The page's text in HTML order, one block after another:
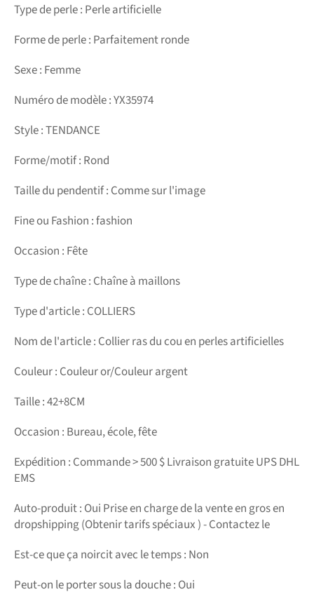
Type de perle : Perle artificielle
Forme de perle : Parfaitement ronde
Sexe : Femme
Numéro de modèle : YX35974
Style : TENDANCE
Forme/motif : Rond
Taille du pendentif : Comme sur l'image
Fine ou Fashion : fashion
Occasion : Fête
Type de chaîne : Chaîne à maillons
Type d'article : COLLIERS
Nom de l'article : Collier ras du cou en perles artificielles
Couleur : Couleur or/Couleur argent
Taille : 42+8CM
Occasion : Bureau, école, fête
Expédition : Commande > 500 $ Livraison gratuite UPS DHL
EMS
Auto-produit : Oui Prise en charge de la vente en gros en
dropshipping (Obtenir tarifs spéciaux ) - Contactez le
Est-ce que ça noircit avec le temps : Non
Peut-on le porter sous la douche : Oui